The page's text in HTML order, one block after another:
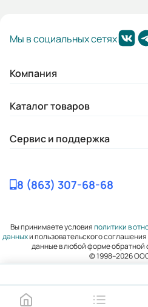
Стандарты:
Температурный
от -25°С до +50°С
6
2
20
Габариты (ШхВхГ, м):
Мы в социальных сетях
Компания
Каталог товаров
Сервис и поддержка
8 (863) 307-68-68
Вы принимаете условияполитики в
данныхи пользовательского
данные в любой форме обратной
© 1998–2026